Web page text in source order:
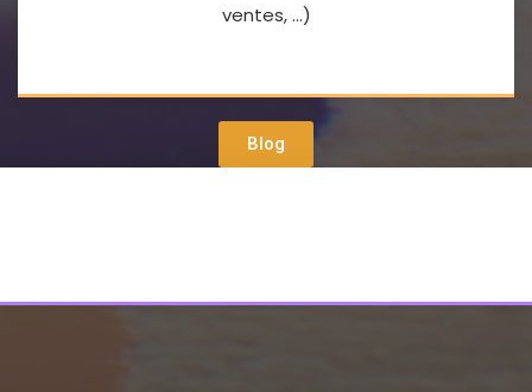
ventes, ...)
Blog